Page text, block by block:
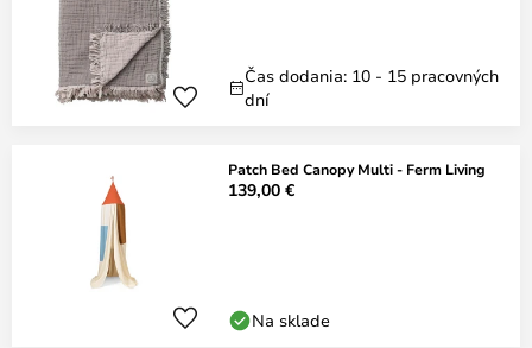
Čas dodania: 10 - 15 pracovných
dní
Patch Bed Canopy Multi - Ferm Living
139,00 €
Na sklade